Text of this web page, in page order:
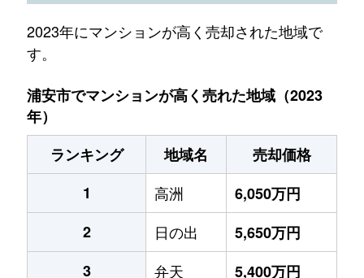
2023年にマンションが高く売却された地域で
す。
浦安市でマンションが高く売れた地域（2023
年）
ランキング
地域名
売却価格
1
高洲
6,050万円
2
日の出
5,650万円
3
弁天
5,400万円